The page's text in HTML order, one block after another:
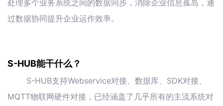
处理多个业务系统之间的数据同步，消除企业信息孤岛，通
过数据协同提升企业运作效率。
S-HUB能干什么？
S-HUB支持Webservice对接、数据库、SDK对接、
MQTT物联网硬件对接，已经涵盖了几乎所有的主流系统对